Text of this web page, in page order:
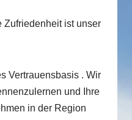
Zufriedenheit ist unser
Vertrauensbasis . Wir
und Ihre
in der Region